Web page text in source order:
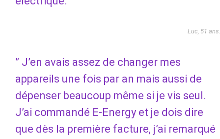
Luc, 51 ans.
” J’en avais assez de changer mes
appareils une fois par an mais aussi de
dépenser beaucoup même si je vis seul.
J’ai commandé E-Energy et je dois dire
que dès la première facture, j’ai remarqué